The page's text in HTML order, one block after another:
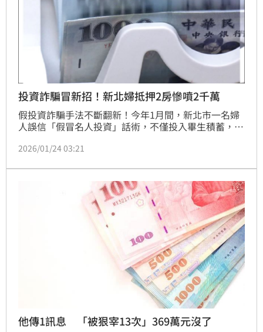
投資詐騙冒新招！新北婦抵押2房慘噴2千萬
假投資詐騙手法不斷翻新！今年1月間，新北市一名婦
人誤信「假冒名人投資」話術，不僅投入畢生積蓄，甚
歸、背負高額貸款利息的慘痛下場，損失金額超過
訊，隨後被引導加入一個投資社群群組，群內充斥大量
「獲利截圖」、「成功案例分享」，營造人人賺錢的假
2026/01/24 03:21
他傳1訊息 「被狠宰13次」369萬元沒了